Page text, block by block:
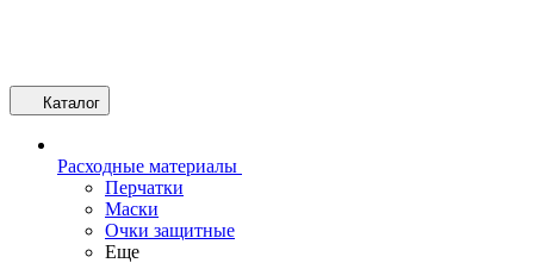
Каталог
Расходные материалы
Перчатки
Маски
Очки защитные
Еще